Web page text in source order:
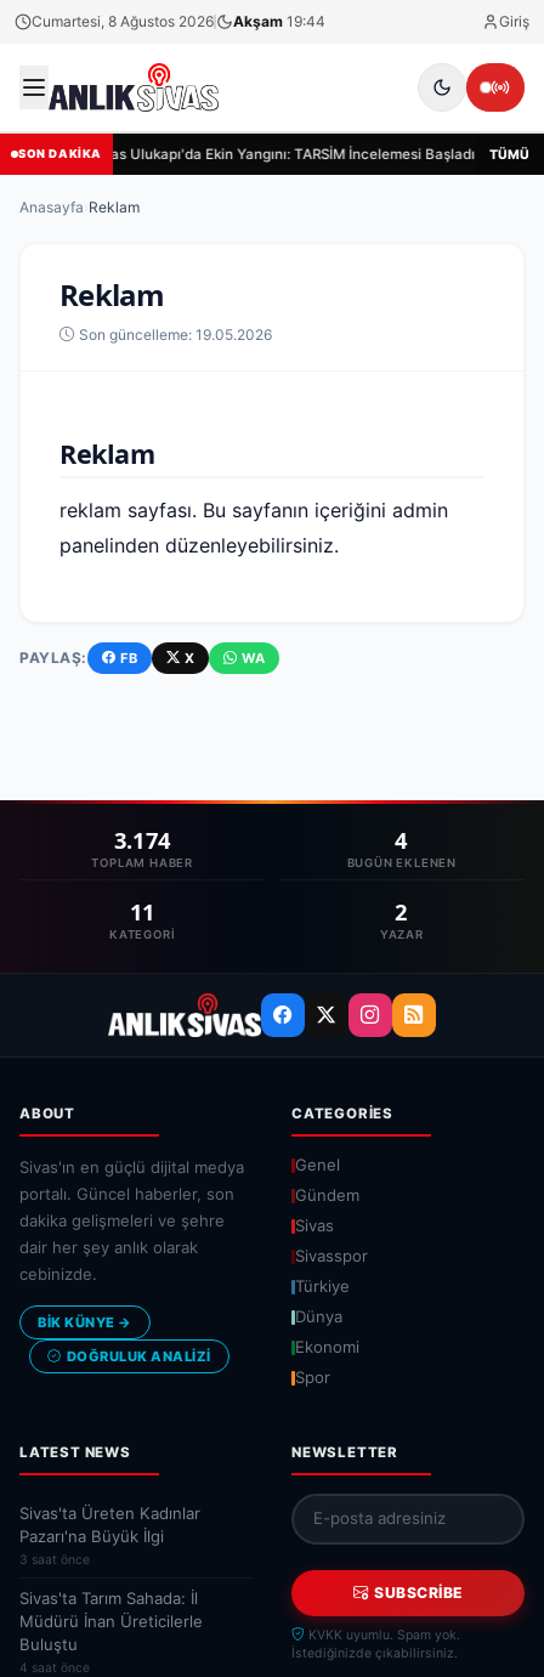
Cumartesi, 8 Ağustos 2026 Akşam 19:44 Giriş
SON DAKİKASivas Ulukapı'da Ekin Yangını: TARSİM İncelemesi Başladı TÜMÜ
Anasayfa Reklam
Reklam
Son güncelleme: 19.05.2026
Reklam
reklam sayfası. Bu sayfanın içeriğini admin
panelinden düzenleyebilirsiniz.
PAYLAŞ: FB X WA
3.174
TOPLAM HABER
4
BUGÜN EKLENEN
11
KATEGORI
2
YAZAR
ABOUT
Sivas'ın en güçlü dijital medya
portalı. Güncel haberler, son
dakika gelişmeleri ve şehre
dair her şey anlık olarak
cebinizde.
BİK KÜNYE →
DOĞRULUK ANALIZI
CATEGORIES
Genel
Gündem
Sivas
Sivasspor
Türkiye
Dünya
Ekonomi
Spor
LATEST NEWS
Sivas'ta Üreten Kadınlar
Pazarı'na Büyük İlgi
3 saat önce
Sivas'ta Tarım Sahada: İl
Müdürü İnan Üreticilerle
Buluştu
4 saat önce
NEWSLETTER
SUBSCRIBE
KVKK uyumlu. Spam yok.
İstediğinizde çıkabilirsiniz.